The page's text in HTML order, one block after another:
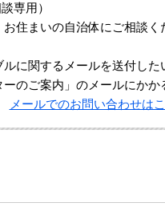
専用）
住まいの自治体にご相談く
に関するメールを送付し
ーのご案内」のメールにか
メールでのお問い合わせは